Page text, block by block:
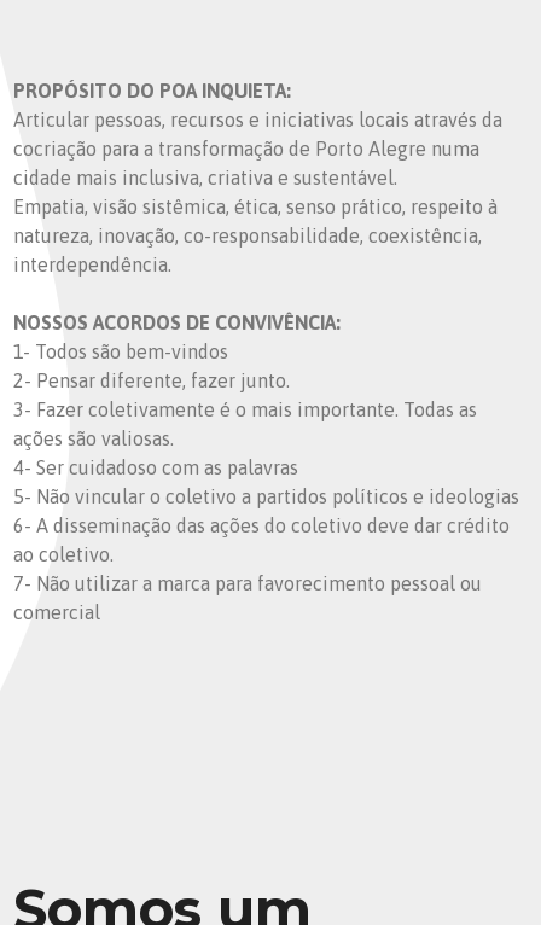
PROPÓSITO DO POA INQUIETA:
Articular pessoas, recursos e iniciativas locais através da
cocriação para a transformação de Porto Alegre numa
cidade mais inclusiva, criativa e sustentável.
Empatia, visão sistêmica, ética, senso prático, respeito à
natureza, inovação, co-responsabilidade, coexistência,
interdependência.
NOSSOS ACORDOS DE CONVIVÊNCIA:
1- Todos são bem-vindos
2- Pensar diferente, fazer junto.
3- Fazer coletivamente é o mais importante. Todas as
ações são valiosas.
4- Ser cuidadoso com as palavras
5- Não vincular o coletivo a partidos políticos e ideologias
6- A disseminação das ações do coletivo deve dar crédito
ao coletivo.
7- Não utilizar a marca para favorecimento pessoal ou
comercial
Somos um